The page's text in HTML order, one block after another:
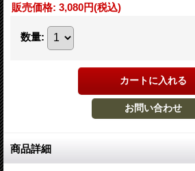
販売価格: 3,080円(税込)
数量:
商品詳細